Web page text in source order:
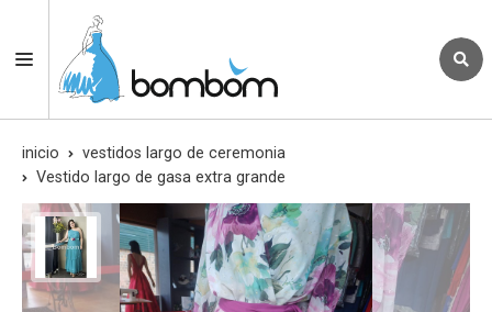
inicio
vestidos largo de ceremonia
Vestido largo de gasa extra grande